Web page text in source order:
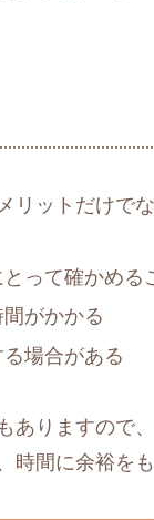
リットだけで
って確かめる
がかかる
場合がある
ありますので
時間に余裕を